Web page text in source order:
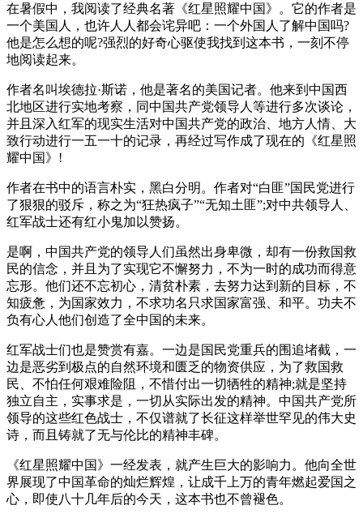
在暑假中，我阅读了经典名著《红星照耀中国》。它的作者是
一个美国人，也许人人都会诧异吧：一个外国人了解中国吗?
他是怎么想的呢?强烈的好奇心驱使我找到这本书，一刻不停
地阅读起来。
作者名叫埃德拉·斯诺，他是著名的美国记者。他来到中国西
北地区进行实地考察，同中国共产党领导人等进行多次谈论，
并且深入红军的现实生活对中国共产党的政治、地方人情、大
致行动进行一五一十的记录，再经过写作成了现在的《红星照
耀中国》!
作者在书中的语言朴实，黑白分明。作者对“白匪”国民党进行
了狠狠的驳斥，称之为“狂热疯子”“无知土匪”;对中共领导人、
红军战士还有红小鬼加以赞扬。
是啊，中国共产党的领导人们虽然出身卑微，却有一份救国救
民的信念，并且为了实现它不懈努力，不为一时的成功而得意
忘形。他们还不忘初心，清贫朴素，去努力达到新的目标，不
知疲惫，为国家效力，不求功名只求国家富强、和平。功夫不
负有心人他们创造了全中国的未来。
红军战士们也是赞赏有嘉。一边是国民党重兵的围追堵截，一
边是恶劣到极点的自然环境和匮乏的物资供应，为了救国救
民、不怕任何艰难险阻，不惜付出一切牺牲的精神;就是坚持
独立自主，实事求是，一切从实际出发的精神。中国共产党所
领导的这些红色战士，不仅谱就了长征这样举世罕见的伟大史
诗，而且铸就了无与伦比的精神丰碑。
《红星照耀中国》一经发表，就产生巨大的影响力。他向全世
界展现了中国革命的灿烂辉煌，让成千上万的青年燃起爱国之
心，即使八十几年后的今天，这本书也不曾褪色。